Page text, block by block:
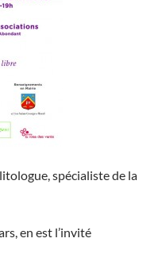
spécialiste de la
en est l’invité